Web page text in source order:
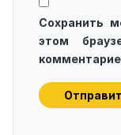
Сохранить
этом